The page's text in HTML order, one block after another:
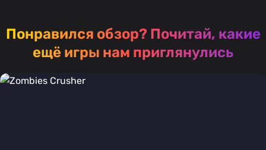
Понравился обзор? Почитай, какие
ещё игры нам приглянулись